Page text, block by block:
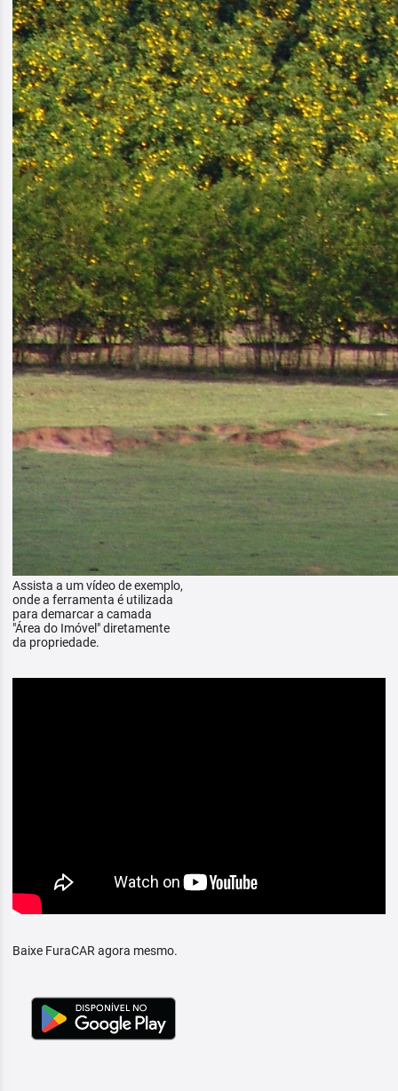
Assista a um vídeo de exemplo,
onde a ferramenta é utilizada
para demarcar a camada
"Área do Imóvel" diretamente
da propriedade.
Baixe FuraCAR agora mesmo.